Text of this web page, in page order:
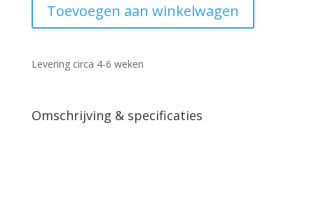
hyacinth
aantal
Toevoegen aan winkelwagen
Levering circa 4-6 weken
Omschrijving & specificaties